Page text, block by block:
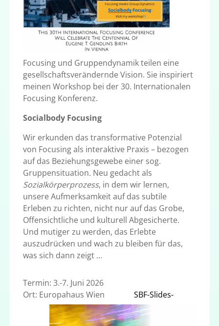
Focusing und Gruppendynamik teilen eine
gesellschaftsverändernde Vision. Sie inspiriert
meinen Workshop bei der 30. Internationalen
Focusing Konferenz.
Socialbody Focusing
Wir erkunden das transformative Potenzial
von Focusing als interaktive Praxis – bezogen
auf das Beziehungsgewebe einer sog.
Gruppensituation. Neu gedacht als
Sozialkörperprozess, in dem wir lernen,
unsere Aufmerksamkeit auf das subtile
Erleben zu richten, nicht nur auf das Grobe,
Offensichtliche und kulturell Abgesicherte.
Und mutiger zu werden, das Erlebte
auszudrücken und wach zu bleiben für das,
was sich dann zeigt …
Termin: 3.-7. Juni 2026
Ort: Europahaus Wien SBF-Slides-